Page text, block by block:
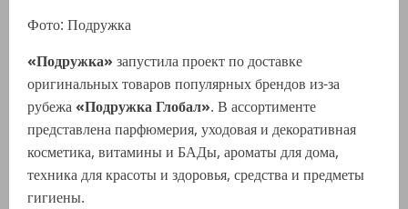
Фото: Подружка
«Подружка» запустила проект по доставке
оригинальных товаров популярных брендов из-за
рубежа«Подружка Глобал». В ассортименте
представлена парфюмерия, уходовая и декоративная
косметика, витамины и БАДы, ароматы для дома,
техника для красоты и здоровья, средства и предметы
гигиены.